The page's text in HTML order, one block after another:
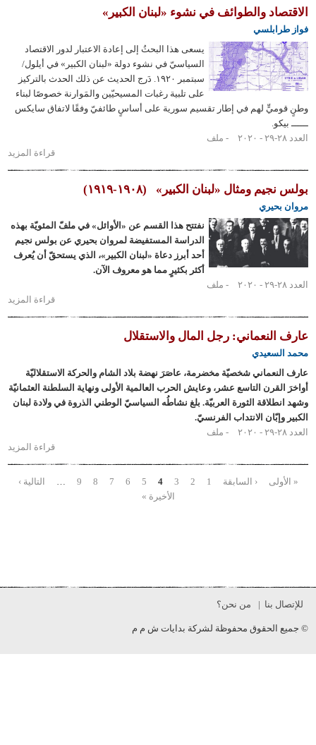
غورو
والطوائف في نشوء «لبنان الكبير»
يسعى هذا البحثُ إلى إعادة الاعتبار لدور الاقتصاد
السياسيّ في نشوء دولة «لبنان الكبير» في أيلول/
سبتمبر ١٩٢٠. دَرج الحديث عن ذلك الحدث بالتركيز
على تلبية رغبات المسيحيّين والمَوارنة خصوصًا لبناء
لهم في إطار تقسيم سورية على أساسٍ طائفيّ وفقًا لاتفاق سايكس
ملف
قراءة المزيد حول
الاقتصاد
الكبير»
ومثال «لبنان الكبير» (١٩٠٨-١٩١٩)
نفتتح هذا القسم عن «الأوائل» في ملفّ المئويّة بهذه
الدراسة المستفيضة لمروان بحيري عن بولس نجيم
أحد أبرز دعاة «لبنان الكبير»، الذي يستحقّ أن يُعرف
أكثر بكثيرٍ مما هو معروف الآن.
ملف
قراءة المزيد حول
بولس
الكبير»
رجل المال والاستقلال
شخصيّة مخضرمة، عاصَرَ نهضة بلاد الشام والحركة الاستقلاليّة
التاسع عشر، وعايش الحرب العالمية الأولى ونهاية السلطنة العثمانيّة
الثورة العربيّة. بلغ نشاطُه السياسيّ الوطني الذروة في ولادة لبنان
الانتداب الفرنسيّ.
ملف
قراءة المزيد حول
عارف
النعماني:
‹ السابقة 1
2
6
…
التالية ›
بنا من نحن؟
محفوظة لشركة بدايات ش م م